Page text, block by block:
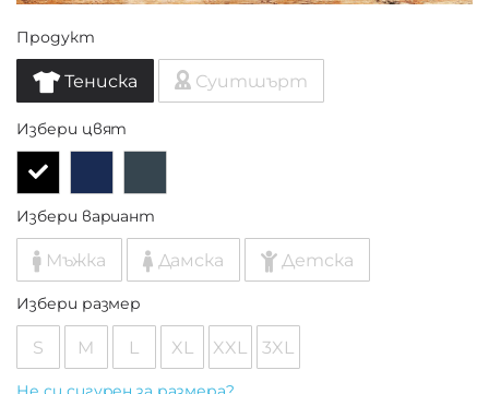
Продукт
Тениска Суитшърт
Избери цвят
Избери вариант
Мъжка Дамска Детска
Избери размер
S M L XL XXL 3XL